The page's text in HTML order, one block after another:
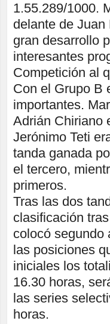
1.55.289/1000.
delante de
gran desarrollo
interesantes
Competición al
Con el Grupo B
importantes.
Adrián Chiriano
Jerónimo Teti
tanda ganada
el tercero,
primeros.
Tras las dos
clasificación
colocó segundo
las posiciones
iniciales los
16.30 horas,
las series
horas.